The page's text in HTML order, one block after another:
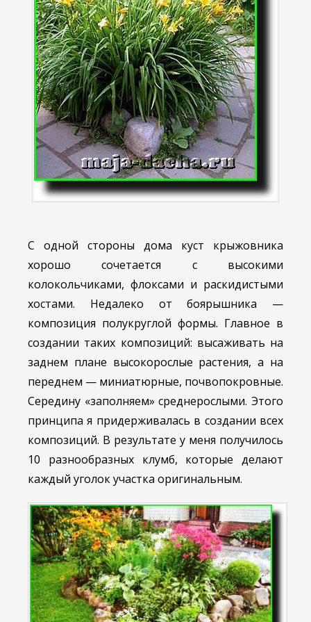
С одной стороны дома куст крыжовника
хорошо сочетается с высокими
колокольчиками, флоксами и раскидистыми
хостами. Недалеко от боярышника —
композиция полукруглой формы. Главное в
создании таких композиций: высаживать на
заднем плане высокорослые растения, а на
переднем — миниатюрные, почвопокровные.
Середину «заполняем» среднерослыми. Этого
принципа я придерживалась в создании всех
композиций. В результате у меня получилось
10 разнообразных клумб, которые делают
каждый уголок участка оригинальным.